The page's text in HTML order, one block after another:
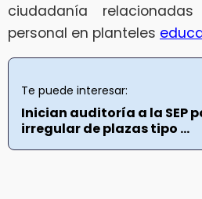
ciudadanía
personal en planteles
Te puede interesar:
Inician auditoría a la SEP
irregular de plazas tipo ...